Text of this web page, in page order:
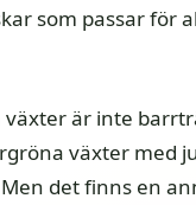
som passar för
är inte
växter med
det finns en